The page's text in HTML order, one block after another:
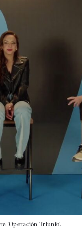
'Operación Triunfo'.